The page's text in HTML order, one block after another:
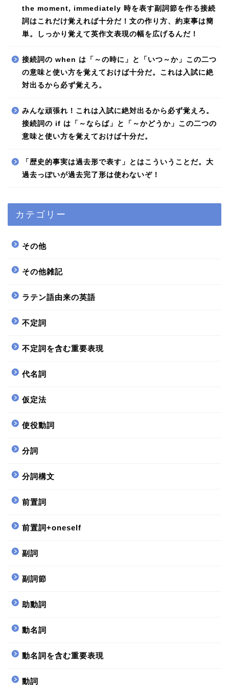
the moment, immediately 時を表す副詞節を作る接続
詞はこれだけ覚えれば十分だ！文の作り方、約束事は簡
単。しっかり覚えて英作文表現の幅を広げるんだ！
接続詞の when は「～の時に」と「いつ～か」この二つ
の意味と使い方を覚えておけば十分だ。これは入試に絶
対出るから必ず覚えろ。
みんな頑張れ！これは入試に絶対出るから必ず覚えろ。
接続詞の if は「～ならば」と「～かどうか」この二つの
意味と使い方を覚えておけば十分だ。
「歴史的事実は過去形で表す」とはこういうことだ。大
過去っぽいが過去完了形は使わないぞ！
カテゴリー
その他
その他雑記
ラテン語由来の英語
不定詞
不定詞を含む重要表現
代名詞
仮定法
使役動詞
分詞
分詞構文
前置詞
前置詞+oneself
副詞
副詞節
助動詞
動名詞
動名詞を含む重要表現
動詞